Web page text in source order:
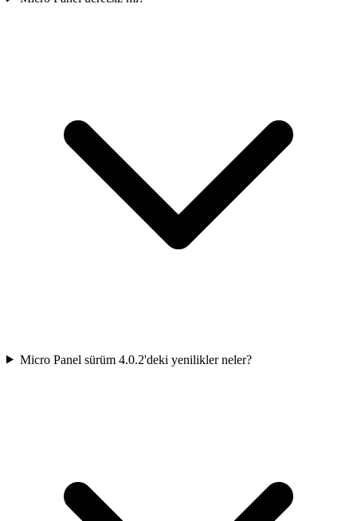
Micro Panel sürüm 4.0.2'deki yenilikler neler?